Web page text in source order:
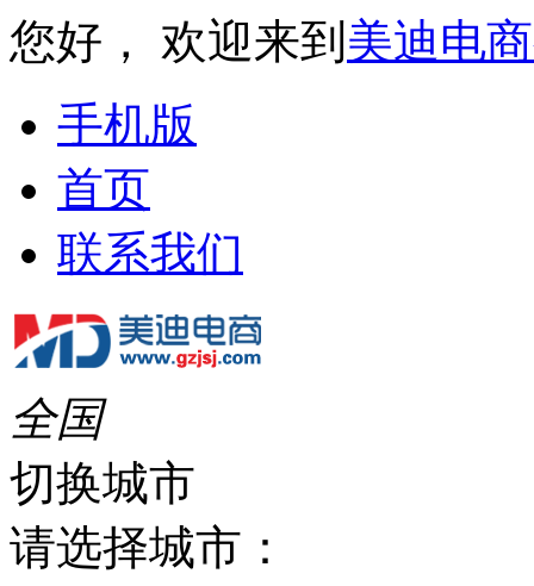
您好， 欢迎来到 美迪电
手机版
首页
联系我们
全国
切换城市
请选择城市：